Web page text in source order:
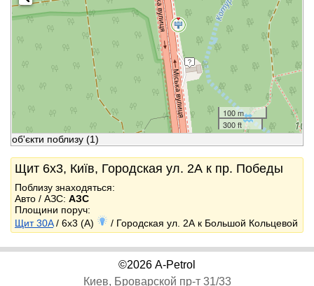
100 m
300 ft
об'єкти поблизу (1)
Щит 6x3, Київ, Городская ул. 2А к пр. Победы
Поблизу знаходяться:
Авто / АЗС: АЗС
Площини поруч:
Щит 30A/ 6x3 (A) / Городская ул. 2А к Большой Кольцевой
©2026 A-Petrol
Киев, Броварской пр-т 31/33